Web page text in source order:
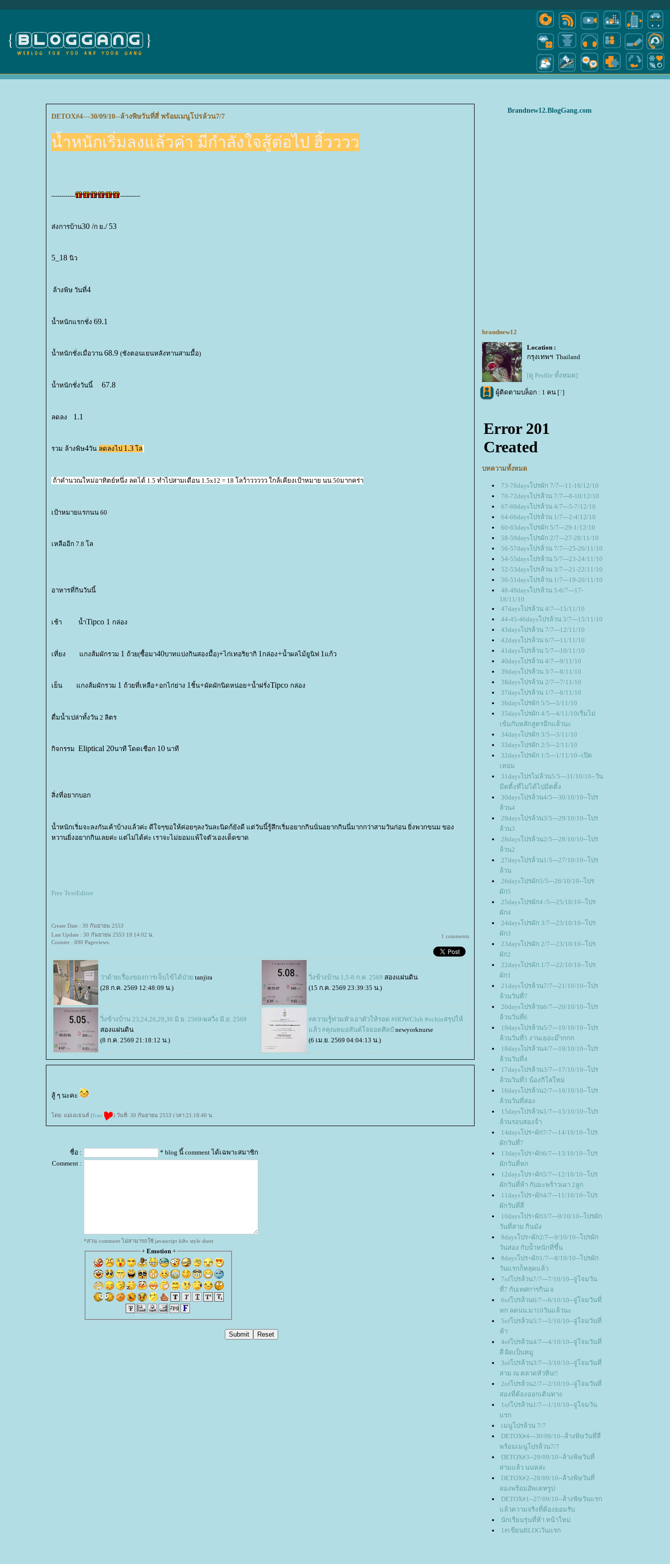
DETOX#4---30/09/10--ล้างพิษวันที่สี่ พร้อมเมนูโปรล้วน7/7
น้ำหนักเริ่มลงแล้วค่า มีกำลังใจสู้ต่อไป ฮิ้วววว
------------ ----------
ส่งการบ้าน30 /ก./ 53
5_18 นิว
ล้างพิษ วันที่4
น้ำหนักแรกชั่ง 69.1
น้ำหนักชั่งเมื่อวาน 68.9 (ชังตอนเยนหลังทานสามมื้อ)
น้ำหนักชั่งวันนี้ 67.8
ลดลง 1.1
รวม ล้างพิษ4วัน ลดลงไป 1.3 ล
ถ้าคำนวณใหม่อาทิตย์หนึ่ง ลดได้ 1.5 ทำไปสามเดือน 1.5x12 = 18 โลว้าววววว ใกล้เคียงเป้าหมาย นน 50มากคร่า
เป้าหมายแรกนน 60
เหลืออีก 7.8 โล
อาหารที่กินวันนี้
เช้า น้ำTipco 1 กล่อง
เที่ยง กงส้มผักรวม 1 ถ้วย(ซื้อมา40บาทแบ่งกินสองมื้อ)+ไก่เทอริยากิ 1 กล่อง+น้ำผลไม้ยูนิฟ 1 ก้ว
เย็น กงส้มผักรวม 1 ถ้วยที่เหลือ+อกไก่ย่าง 1 ชิ้น+ผัดผักนิดหน่อ+น้ำฝรั่งTipco กล่อง
ดื่มน้ำเปล่าทั้งวัน 2 ลิตร
กิจกรรม Eliptical 20นาที โดดเชือก 10 นาที
สิ่งที่อยากบอก
น้ำหนักเริ่มจะลงกันเค้าบ้างแล้วค่ะ ดีใจๆขอให้ค่อยๆลงวันละนิดก้ยังดี แต่วันนี้รู้สึกเริ่มอยากกินนั่นอยากกินนี่มากกว่าสามวันก่อน ยิ่งพวกขนม ของ
หวานยิ่งอยากกินเลยค่ะ แต่ไม่ได้ค่ะ เราจะไม่ยอมแพ้ใจตัวเองเด็ดขาด
Free TextEditor
Create Date : 30 กันยายน 2553
Last Update : 30 กันยายน 2553 19:14:02 น.
Counter : 690 Pageviews.
1 comments
ว่าด้วยเรื่องของการเจ็บไข้ได้ป่ว tanjira
(28 ก.ค. 2569 12:48:09 น.)
วิ่งข้างบ้าน 1,5-8 ก.ค. 2569 สองแผ่นดิน
(15 ก.ค. 2569 23:39:35 น.)
วิ่งข้างบ้าน 23,24,26,29,30 มิ.ย. 2569/ผลวิ่ง มิ.ย. 2569
สองแผ่นดิน
(8 ก.ค. 2569 21:18:12 น.)
#ความรู้ท่วมหัวเอาตัวให้รอด #HOWClub #ochinสรุปให้
ล้ว #คุณหมอสันต์ใจยอดศิลป์ newyorknurse
(6 เม.ย. 2569 04:04:13 น.)
สู้ ๆ นะคะ
ดย: แม่เอเธนส์ (frau ) วันที่: 30 กันยายน 2553 เวลา:21:18:40 น.
ชื่อ :
* blog นี้ comment ได้เฉพาะสมาชิก
Comment :
*ส่วน comment ไม่สามารถใช้ javascript และ style sheet
+ Emotion+
Brandnew12.BlogGang.com
brandnew12
Location :
กรุงเทพฯ Thailand
[ดู Profile ทั้งหมด]
ผู้ติดตามบล็อก : 1 คน [?]
บทความทั้งหมด
73-78daysโปรผัก 7/7---11-16/12/10
70-72daysโปรล้วน 7/7---8-10/12/10
67-69daysโปรล้วน 4/7---5-7/12/10
64-66daysโปรล้วน 1/7---2-4/12/10
60-63daysโปรผัก 5/7---29-1/12/10
58-59daysโปรผัก 2/7---27-28/11/10
56-57daysโปรล้วน 7/7---25-26/11/10
54-55daysโปรล้วน 5/7---23-24/11/10
52-53daysโปรล้วน 3/7---21-22/11/10
50-51daysโปรล้วน 1/7---19-20/11/10
48-49daysโปรล้วน 5-6/7---17-
18/11/10
47daysโปรล้วน 4/7---15/11/10
44-45-46daysโปรล้วน 3/7---15/11/10
43daysโปรล้วน 7/7---12/11/10
42daysโปรล้วน 6/7---11/11/10
41daysโปรล้วน 5/7---10/11/10
40daysโปรล้วน 4/7---9/11/10
39daysโปรล้วน 3/7---8/11/10
38daysโปรล้วน 2/7---7/11/10
37daysโปรล้วน 1/7---6/11/10
36daysโปรผัก 5/5---5/11/10
35daysโปรผัก 4/5---4/11/10เริ่มไม่
เข้มกับหลักสูตรอีกแล้วนะ
34daysโปรผัก 3/5---3/11/10
33daysโปรผัก 2/5---2/11/10
32daysโปรผัก 1/5---1/11/10--เปิด
เทอม
31daysโปรไม่ล้วน5/5---31/10/10--วัน
มีตติ้งที่ไม่ได้ไปมีตติ้ง
30daysโปรล้วน4/5---30/10/10--โปร
ล้วน4
29daysโปรล้วน3/5---29/10/10--โปร
ล้วน3
28daysโปรล้วน2/5---28/10/10--โปร
ล้วน2
27daysโปรล้วน1/5---27/10/10--โปร
ล้วน
26daysโปรผัก5/5---26/10/10--โปร
ผัก5
25daysโปรผัก4 /5---25/10/10--โปร
ผัก4
24daysโปรผัก 3/7---23/10/10--โปร
ผัก3
23daysโปรผัก 2/7---23/10/10--โปร
ผัก2
22daysโปรผัก 1/7---22/10/10--โปร
ผัก1
21daysโปรล้วน7/7---21/10/10--โปร
ล้วนวันที่7
20daysโปรล้วน6/7---20/10/10--โปร
ล้วนวันที่6
19daysโปรล้วน5/7---19/10/10--โปร
ล้วนวันที่5 งานเยอะม๊ากกก
18daysโปรล้วน4/7---18/10/10--โปร
ล้วนวันที่4
17daysโปรล้วน3/7---17/10/10--โปร
ล้วนวันที่3 น้องกิโลใหม่
16daysโปรล้วน2/7---16/10/10--โปร
ล้วนวันที่สอง
15daysโปรล้วน1/7---15/10/10--โปร
ล้วนรอบสองจ้า
14daysโปร+ผัก7/7---14/10/10--โปร
ผักวันที่7
13daysโปร+ผัก6/7---13/10/10--โปร
ผักวันที่หก
12daysโปร+ผัก5/7---12/10/10--โปร
ผักวันที่ห้า กับมะพร้าวเผา 2ลูก
11daysโปร+ผัก4/7---11/10/10--โปร
ผักวันที่สี่
10daysโปร+ผัก3/7---9/10/10--โปรผัก
วันที่สาม กินมัง
9daysโปร+ผัก2/7---9/10/10--โปรผัก
วันสอง กับน้ำหนักที่ขึ้น
8daysโปร+ผัก1/7---8/10/10--โปรผัก
วันแรกก็หลุดแล้ว
7ofโปรล้วน7/7---7/10/10--จู่โจมวัน
ที่7 กับเทศการกินเจ
6ofโปรล้วน6/7---6/10/10--จู่โจมวันที่
หก ลดนน.มา10วันแล้วนะ
5ofโปรล้วน5/7---5/10/10--จู่โจมวันที่
ห้า
4ofโปรล้วน4/7---4/10/10--จู่โจมวันที่
สี่ ผิดเป็นหมู
3ofโปรล้วน3/7---3/10/10--จู่โจมวันที่
สาม ณ ตลาดหัวหิน!!
2ofโปรล้วน2/7---2/10/10--จู่โจมวันที่
สองที่ต้องออกเดินทาง
1ofโปรล้วน1/7---1/10/10--จู่โจมวัน
รก
เมนูโปรล้วน 7/7
DETOX#4---30/09/10--ล้างพิษวันที่สี่
พร้อมเมนูโปรล้วน7/7
DETOX#3--29/09/10--ล้างพิษวันที่
สามแล้ว นนหล่ะ
DETOX#2--28/09/10--ล้างพิษวันที่
สองพร้อมอัพเดทรูป
DETOX#1--27/09/10--ล้างพิษวันแรก
ล้วความจริงที่ต้องยอมรับ
นักเรียนรุ่นที่ห้า หน้าใหม่
1#เขียนBLOGวันแรก